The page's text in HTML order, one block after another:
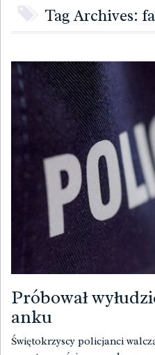
Tag Archives:
Próbował
anku
Świętokrzyscy policjanci